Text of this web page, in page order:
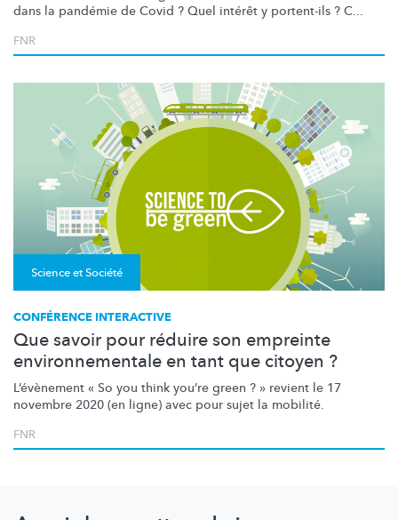
dans la pandémie de Covid ? Quel intérêt y portent-ils ? C...
FNR
Science et Société
CONFÉRENCE INTERACTIVE
Que savoir pour réduire son empreinte
environnementale en tant que citoyen ?
L’évènement « So you think you’re green ? » revient le 17
novembre 2020 (en ligne) avec pour sujet la mobilité.
FNR